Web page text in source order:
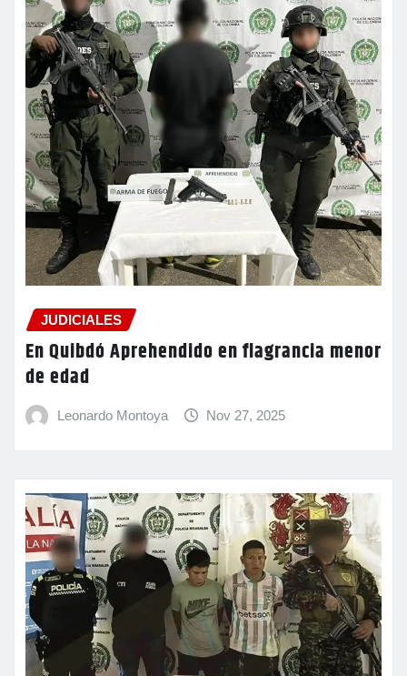
JUDICIALES
En Quibdó Aprehendido en flagrancia menor
de edad
Leonardo Montoya Nov 27, 2025